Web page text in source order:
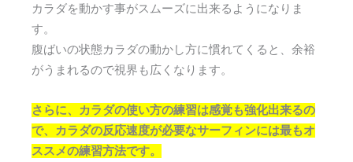
カラダを動かす事がスムーズに出来るようになりま
す。
腹ばいの状態カラダの動かし方に慣れてくると、余裕
がうまれるので視界も広くなります。
さらに、カラダの使い方の練習は感覚も強化出来るの
で、カラダの反応速度が必要なサーフィンには最もオ
ススメの練習方法です。